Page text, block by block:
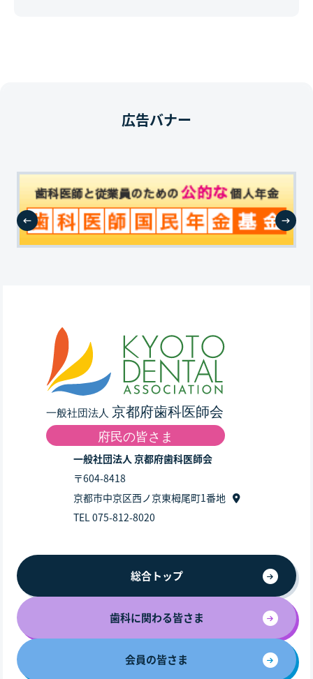
広告バナー
一般社団法人 京都府歯科医師会
〒604-8418
京都市中京区西ノ京東栂尾町1番地
TEL 075-812-8020
総合トップ
歯科に関わる皆さま
会員の皆さま